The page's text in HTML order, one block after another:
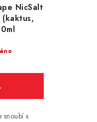
NicSalt
(kaktus,
snoubí s